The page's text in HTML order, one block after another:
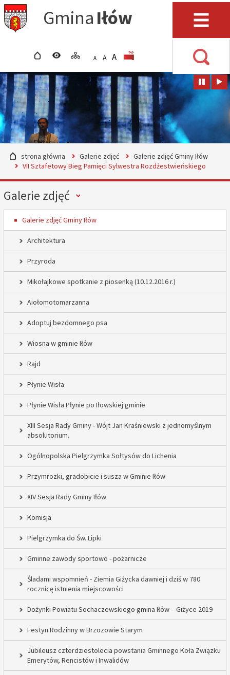
Przejdź do głównego
menu
Przejdź do treści
Przejdź do wyszukiwarki
Przejdź do mapy serwisu
Gmina Iłów Menu
strona głównawersja kontrastowa
mapa serwisu
APOMNIEJSZ CZCIONKĘ
A STANDARDOWY ROZMIAR
A POWIĘKSZ CZCIONKĘ
rozmiar czcionki
strona główna Galerie zdjęć
Galerie zdjęć Gminy Iłów
VII Sztafetowy Bieg Pamięci Sylwestra Rozdżestwieńskiego
Menu
Galerie zdjęć
Galerie zdjęć Gminy Iłów
Architektura
Przyroda
Mikołajkowe spotkanie z piosenką (10.12.2016 r.)
Aiołomotomarzanna
Adoptuj bezdomnego psa
Wiosna w gminie Iłów
Rajd
Płynie Wisła
Płynie Wisła Płynie po Iłowskiej gminie
XIII Sesja Rady Gminy - Wójt Jan Kraśniewski z jednomyślnym
absolutorium.
Ogólnopolska Pielgrzymka Sołtysów do Lichenia
Przymrozki, gradobicie i susza w Gminie Iłów
XIV Sesja Rady Gminy Iłów
Komisja
Pielgrzymka do Św. Lipki
Gminne zawody sportowo - pożarnicze
Śladami wspomnień - Ziemia Giżycka dawniej i dziś w 780
rocznicę istnienia miejscowości
Dożynki Powiatu Sochaczewskiego gmina Iłów – Giżyce 2019
Festyn Rodzinny w Brzozowie Starym
Jubileusz czterdziestolecia powstania Gminnego Koła Związku
Emerytów, Rencistów i Inwalidów